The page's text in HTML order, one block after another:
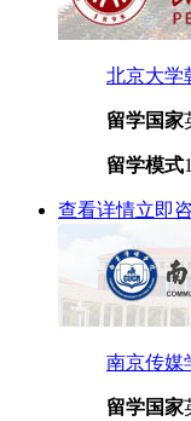
北京大学
留学国家
留学模式
查看详情立即
南京传媒
留学国家